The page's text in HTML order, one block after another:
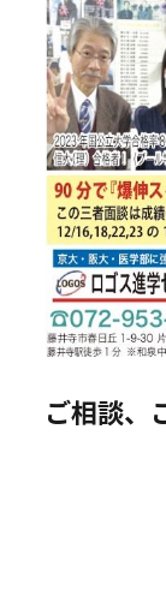
ご相談、